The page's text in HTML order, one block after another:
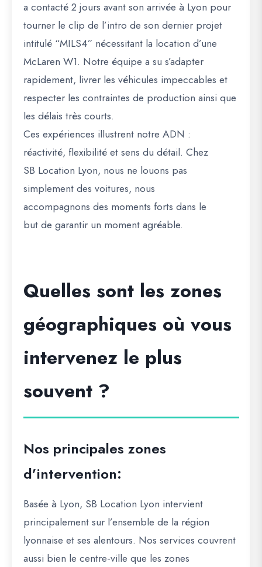
a contacté 2 jours avant son arrivée à Lyon pour
tourner le clip de l’intro de son dernier projet
intitulé “MILS4” nécessitant la location d’une
McLaren W1. Notre équipe a su s’adapter
rapidement, livrer les véhicules impeccables et
respecter les contraintes de production ainsi que
les délais très courts.
Ces expériences illustrent notre ADN :
réactivité, flexibilité et sens du détail. Chez
SB Location Lyon, nous ne louons pas
simplement des voitures, nous
accompagnons des moments forts dans le
but de garantir un moment agréable.
Quelles sont les zones
géographiques où vous
intervenez le plus
souvent ?
Nos principales zones
d’intervention:
Basée à Lyon, SB Location Lyon intervient
principalement sur l’ensemble de la région
lyonnaise et ses alentours. Nos services couvrent
aussi bien le centre-ville que les zones